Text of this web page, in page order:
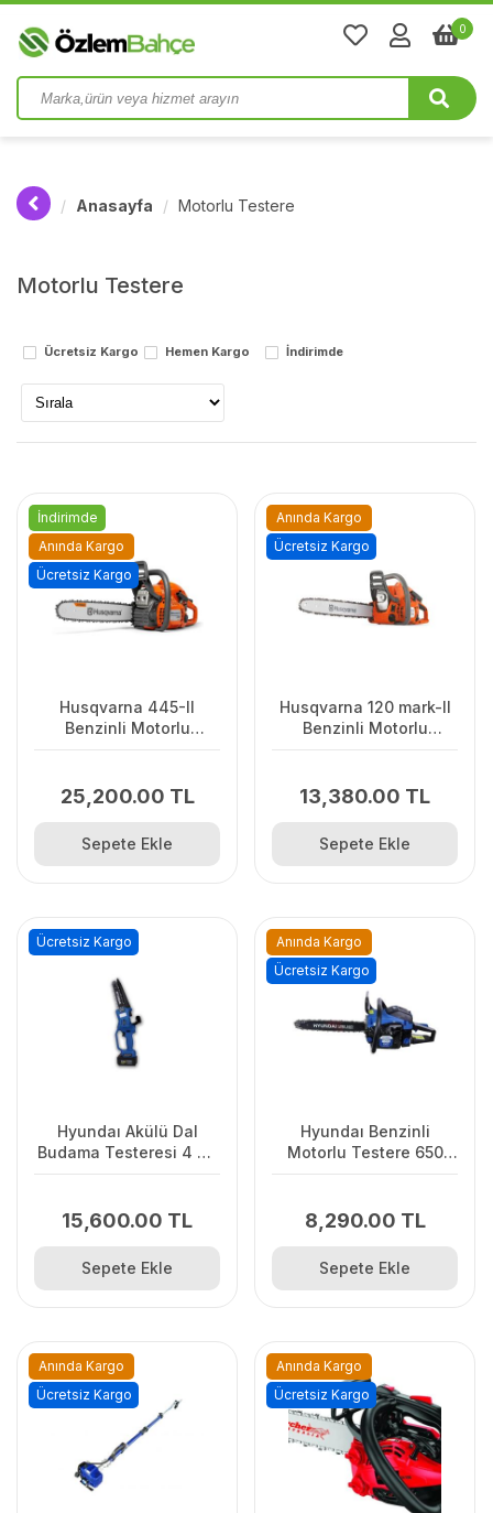
0
Anasayfa Motorlu Testere
Motorlu Testere
Ücretsiz Kargo Hemen Kargo İndirimde
Husqvarna 445-II
Benzinli Motorlu
25,200.00 TL
İndirimde
Anında Kargo
Ücretsiz Kargo
Sepete Ekle
Husqvarna 120 mark-II
Benzinli Motorlu
13,380.00 TL
Anında Kargo
Ücretsiz Kargo
Sepete Ekle
Hyundaı Akülü Dal
Budama Testeresi 4 Ah
15,600.00 TL
Ücretsiz Kargo
Sepete Ekle
Hyundaı Benzinli
Motorlu Testere 650
8,290.00 TL
Anında Kargo
Ücretsiz Kargo
Sepete Ekle
Anında Kargo
Ücretsiz Kargo
Anında Kargo
Ücretsiz Kargo